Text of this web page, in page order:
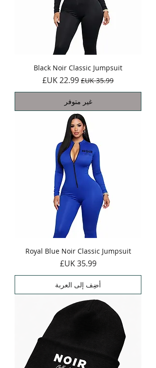
Black Noir Classic Jumpsuit
سعر عاديسعر البيع
غير متوفر
Royal Blue Noir Classic Jumpsuit
السعر‏35.99 UK£
أضِف إلى العربة